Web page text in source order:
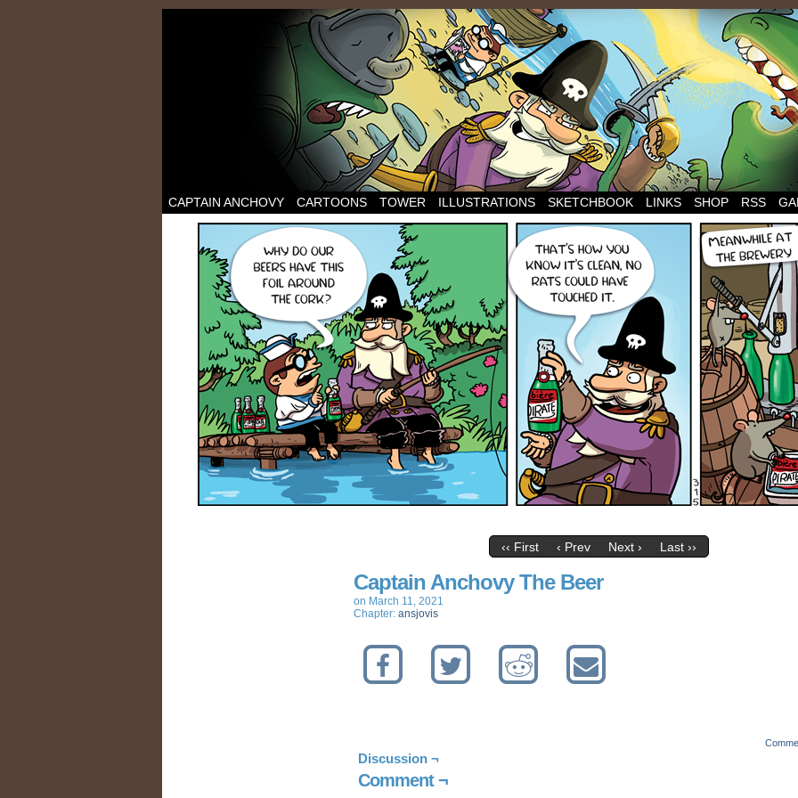
CAPTAIN ANCHOVY CARTOONS TOWER ILLUSTRATIONS SKETCHBOOK LINKS SHOP RSS
‹‹ First ‹ Prev Next › Last ››
Captain Anchovy The Beer
on March 11, 2021
Chapter: ansjovis
Discussion ¬
Comment ¬